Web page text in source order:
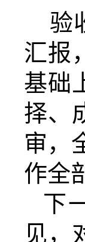
验
汇报
基础
择、
审，
作全
下
见，